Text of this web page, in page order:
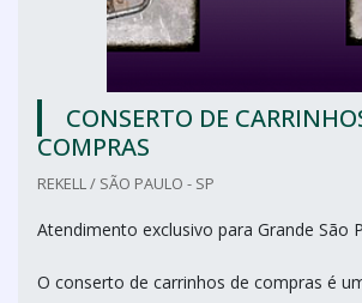
CONSERTO DE
COMPRAS
REKELL / SÃO PAULO - SP
Atendimento exclusivo para Grande São
O conserto de carrinhos de compras é